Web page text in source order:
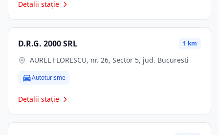
Detalii stație
D.R.G. 2000 SRL 1 km
AUREL FLORESCU, nr. 26, Sector 5, jud. Bucuresti
Autoturisme
Detalii stație